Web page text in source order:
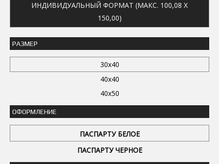
ИНДИВИДУАЛЬНЫЙ ФОРМАТ (МАКС. 100,08 X
150,00)
РАЗМЕР
30x40
40x40
40x50
ОФОРМЛЕНИЕ
ПАСПАРТУ БЕЛОЕ
ПАСПАРТУ ЧЕРНОЕ